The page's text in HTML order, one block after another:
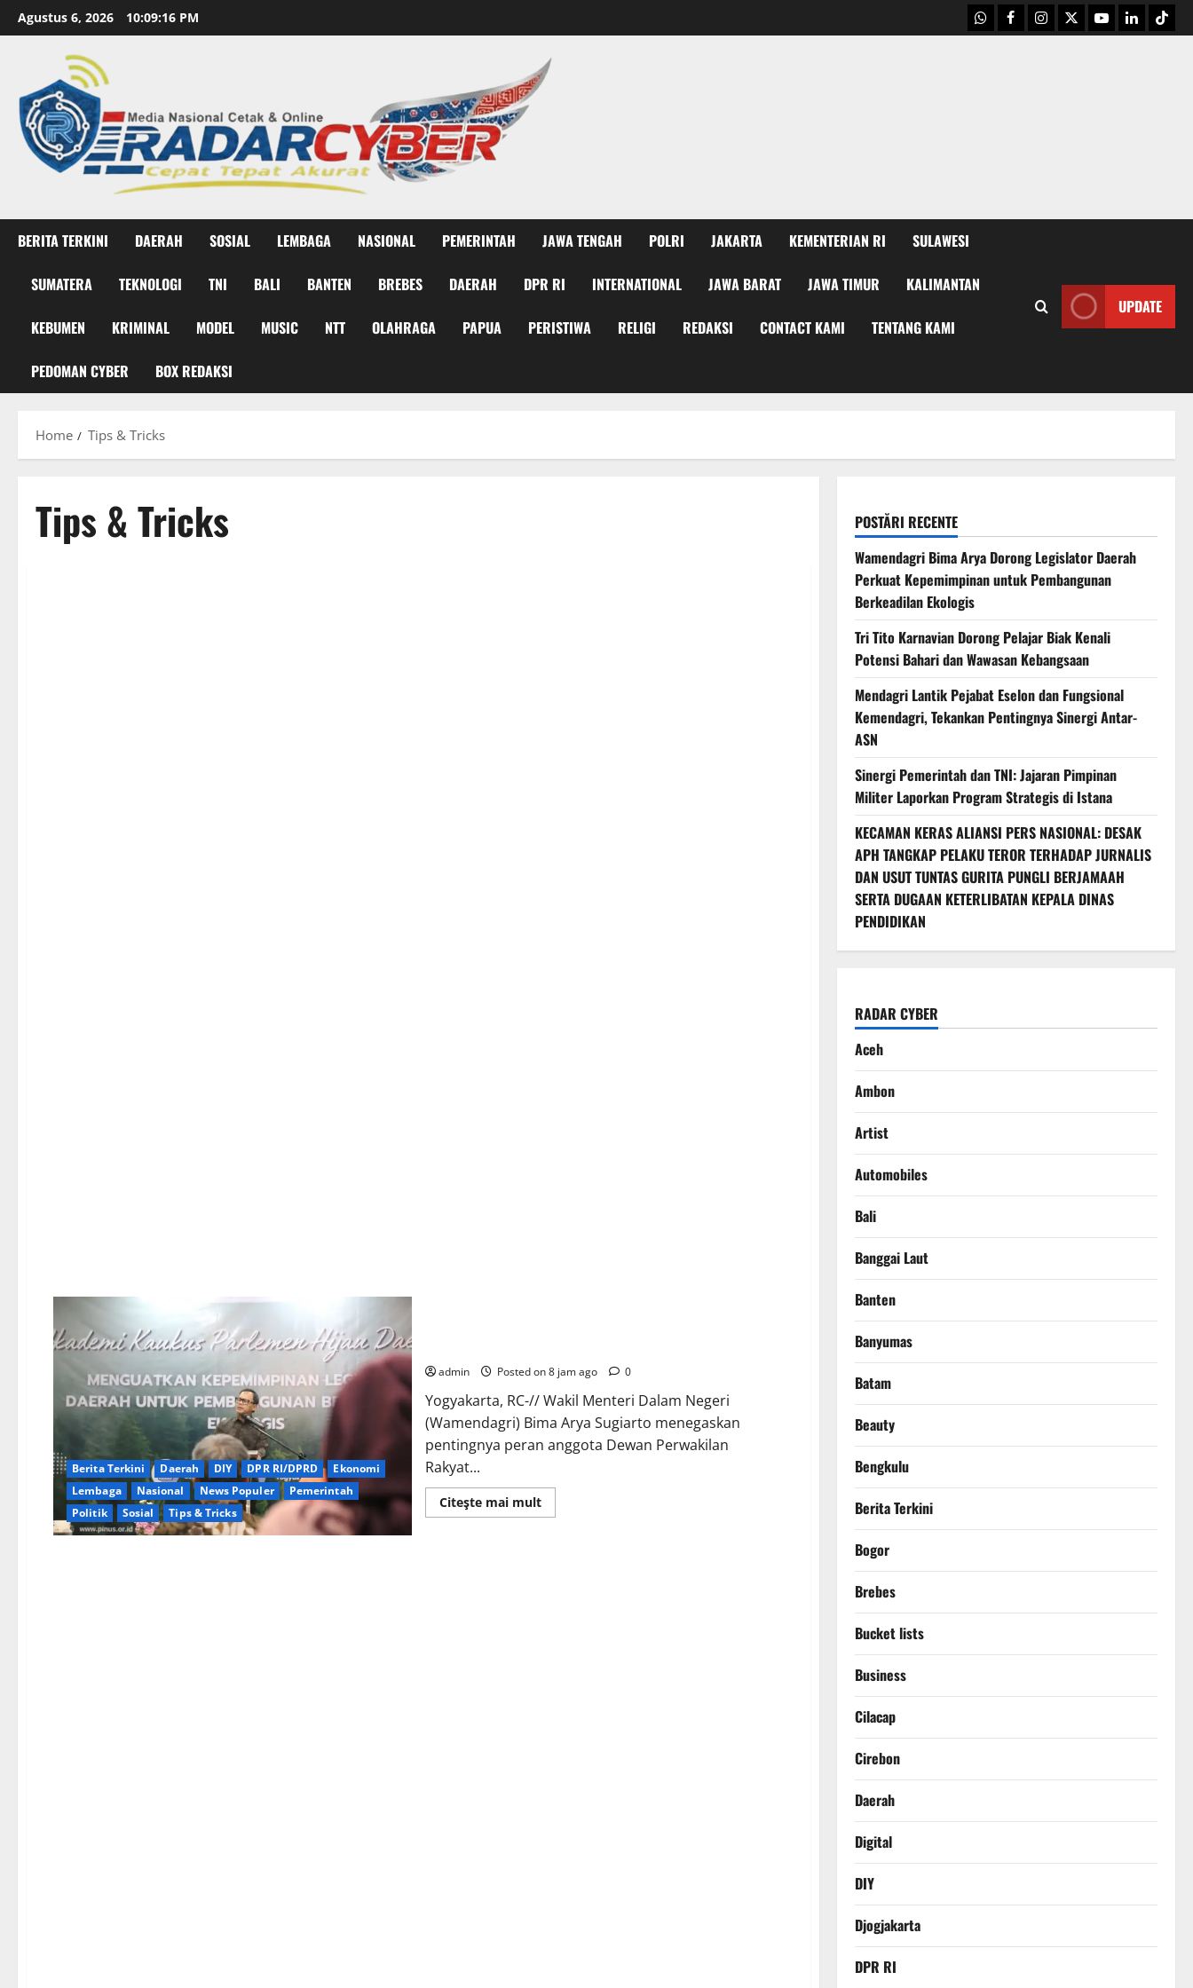
Skip
to
Agustus 6, 2026 10:09:17 PM WhatsApp
Facebook
Instagram
X Youtubelinkedin
BERITA TERKINI DAERAH SOSIAL LEMBAGA NASIONAL PEMERINTAH JAWA TENGAH POLRI JAKARTA KEMENTERIAN RI SULAWESI
SUMATERA TEKNOLOGI TNI BALI BANTEN BREBES DAERAH DPR RI INTERNATIONAL JAWA BARAT JAWA TIMUR KALIMANTAN
KEBUMEN KRIMINAL MODEL MUSIC NTT OLAHRAGA PAPUA PERISTIWA RELIGI REDAKSI CONTACT KAMI TENTANG KAMI
PEDOMAN CYBER BOX REDAKSI
UPDATE
Home Tips & Tricks
Tips & Tricks
Berita Terkini Daerah DIY DPR RI/DPRD
Ekonomi
Lembaga
Nasional News Populer
Pemerintah
Politik
Sosial Tips & Tricks
admin Posted on 8 jam ago 0
Yogyakarta, RC-// Wakil Menteri Dalam Negeri
(Wamendagri) Bima Arya Sugiarto menegaskan
pentingnya peran anggota Dewan Perwakilan
Rakyat...
Citeşte mai multRead
more
POSTĂRI RECENTE
Wamendagri Bima Arya Dorong Legislator Daerah
Perkuat Kepemimpinan untuk Pembangunan
Berkeadilan Ekologis
Tri Tito Karnavian Dorong Pelajar Biak Kenali
Potensi Bahari dan Wawasan Kebangsaan
Mendagri Lantik Pejabat Eselon dan Fungsional
Kemendagri, Tekankan Pentingnya Sinergi Antar-
ASN
Sinergi Pemerintah dan TNI: Jajaran Pimpinan
Militer Laporkan Program Strategis di Istana
KECAMAN KERAS ALIANSI PERS NASIONAL: DESAK
APH TANGKAP PELAKU TEROR TERHADAP JURNALIS
DAN USUT TUNTAS GURITA PUNGLI BERJAMAAH
SERTA DUGAAN KETERLIBATAN KEPALA DINAS
PENDIDIKAN
RADAR CYBER
Aceh
Ambon
Artist
Automobiles
Bali
Banggai Laut
Banten
Banyumas
Batam
Beauty
Bengkulu
Berita Terkini
Bogor
Brebes
Bucket lists
Business
Cilacap
Cirebon
Daerah
Digital
DIY
Djogjakarta
DPR RI